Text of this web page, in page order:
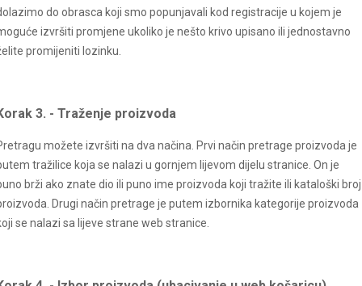
do obrasca koji smo popunjavali kod registracije u kojem je
izvršiti promjene ukoliko je nešto krivo upisano ili jednostavno
promijeniti lozinku.
3. - Traženje proizvoda
možete izvršiti na dva načina. Prvi način pretrage proizvoda je
tražilice koja se nalazi u gornjem lijevom dijelu stranice. On je
brži ako znate dio ili puno ime proizvoda koji tražite ili kataloški broj
Drugi način pretrage je putem izbornika kategorije proizvoda
se nalazi sa lijeve strane web stranice.